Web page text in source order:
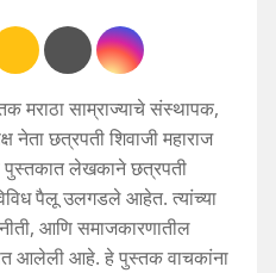
मराठा साम्राज्याचे संस्थापक,
नेता छत्रपती शिवाजी महाराज
पुस्तकात लेखकाने छत्रपती
पैलू उलगडले आहेत. त्यांच्या
आणि समाजकारणातील
आलेली आहे. हे पुस्तक वाचकांना